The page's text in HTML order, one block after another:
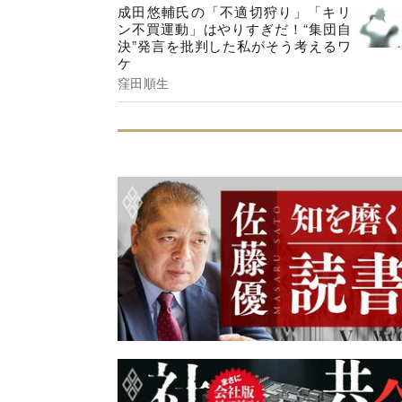
成田悠輔氏の「不適切狩り」「キリ
ン不買運動」はやりすぎだ！“集団自
決”発言を批判した私がそう考えるワ
ケ
窪田順生